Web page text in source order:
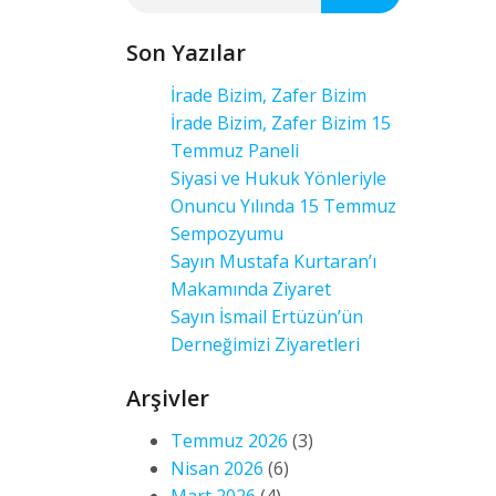
Son Yazılar
İrade Bizim, Zafer Bizim
İrade Bizim, Zafer Bizim 15
Temmuz Paneli
Siyasi ve Hukuk Yönleriyle
Onuncu Yılında 15 Temmuz
Sempozyumu
Sayın Mustafa Kurtaran’ı
Makamında Ziyaret
Sayın İsmail Ertüzün’ün
Derneğimizi Ziyaretleri
Arşivler
Temmuz 2026 (3)
Nisan 2026 (6)